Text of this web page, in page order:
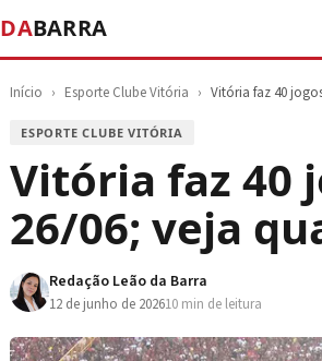
DABARRA
Início › Esporte Clube Vitória › Vitória faz 40
ESPORTE CLUBE VITÓRIA
Vitória faz 40
26/06; veja
Redação Leão da Barra
12 de junho de 202610 min de leitura